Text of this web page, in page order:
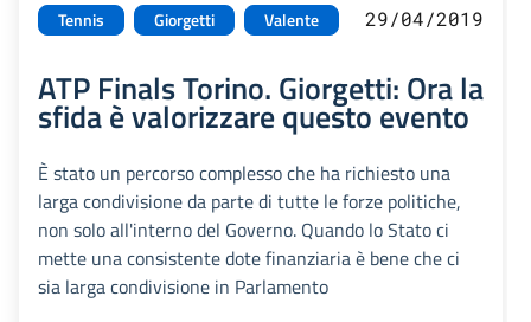
Tennis Giorgetti Valente 29/04/2019
ATP Finals Torino. Giorgetti: Ora la
sfida è valorizzare questo evento
È stato un percorso complesso che ha richiesto una
larga condivisione da parte di tutte le forze politiche,
non solo all'interno del Governo. Quando lo Stato ci
mette una consistente dote finanziaria è bene che ci
sia larga condivisione in Parlamento